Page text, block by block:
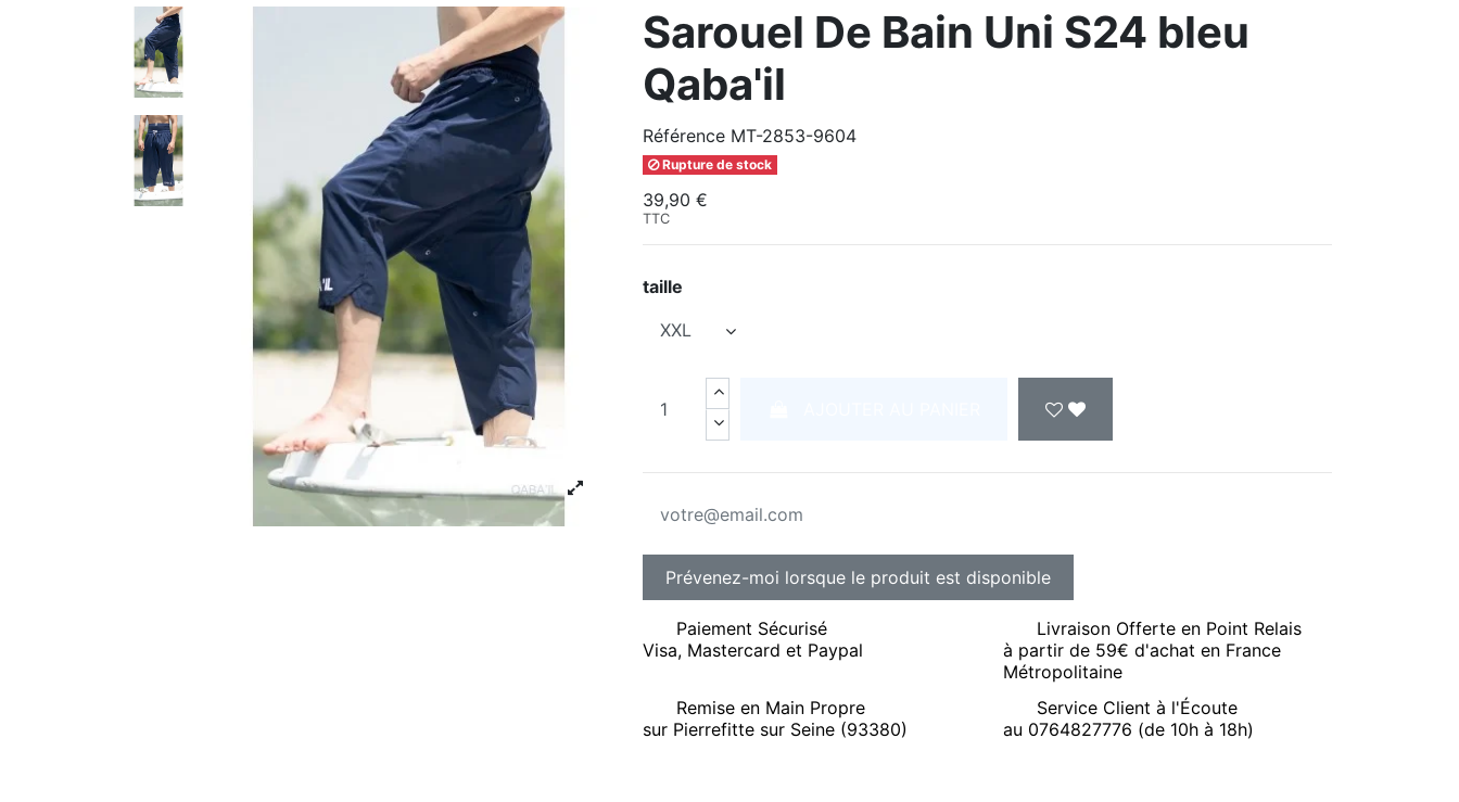
Sarouel De Bain Uni S24 bleu
Qaba'il
Référence MT-2853-9604
Rupture de stock
39,90 €
TTC
taille
Paiement Sécurisé
Visa, Mastercard et Paypal
Livraison Offerte en Point Relais
à partir de 59€ d'achat en France
Métropolitaine
Remise en Main Propre
sur Pierrefitte sur Seine (93380)
Service Client à l'Écoute
au 0764827776 (de 10h à 18h)